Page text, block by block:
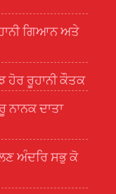
ਗਿਆਨ ਅਤੇ
ਹੋਰ ਰੂਹਾਨੀ ਕੌਤਕ
ਨਾਨਕ ਦਾਤਾ
ਅੰਦਰਿ ਸਭੁ ਕੋ